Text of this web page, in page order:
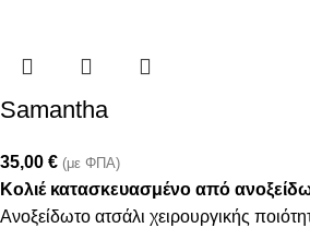
Samantha
35,00 € (με ΦΠΑ)
Κολιέ κατασκευασμένο από
Ανοξείδωτο ατσάλι χειρουργικής